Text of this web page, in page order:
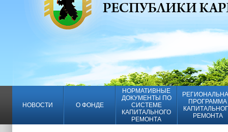
НОВОСТИ О ФОНДЕ
НОРМАТИВНЫЕ
ДОКУМЕНТЫ ПО
СИСТЕМЕ
КАПИТАЛЬНОГО
РЕМОНТА
ПРОГРАММА
РЕМОНТА